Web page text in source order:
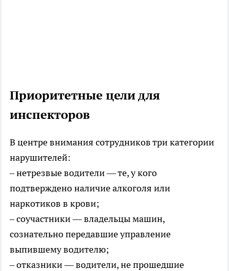
Приоритетные цели для
инспекторов
В центре внимания сотрудников три категории
нарушителей:
– нетрезвые водители — те, у кого
подтверждено наличие алкоголя или
наркотиков в крови;
– соучастники — владельцы машин,
сознательно передавшие управление
выпившему водителю;
– отказники — водители, не прошедшие